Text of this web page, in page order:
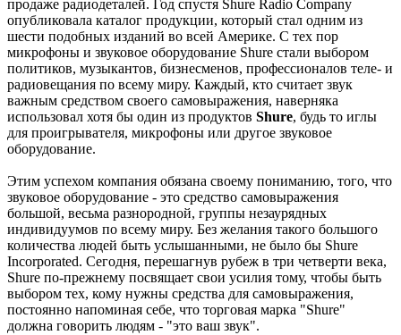
продаже радиодеталей. Год спустя Shure Radio Company
опубликовала каталог продукции, который стал одним из
шести подобных изданий во всей Америке. С тех пор
микрофоны и звуковое оборудование Shure стали выбором
политиков, музыкантов, бизнесменов, профессионалов теле- и
радиовещания по всему миру. Каждый, кто считает звук
важным средством своего самовыражения, наверняка
использовал хотя бы один из продуктов Shure, будь то иглы
для проигрывателя, микрофоны или другое звуковое
оборудование.
Этим успехом компания обязана своему пониманию, того, что
звуковое оборудование - это средство самовыражения
большой, весьма разнородной, группы незаурядных
индивидуумов по всему миру. Без желания такого большого
количества людей быть услышанными, не было бы Shure
Incorporated. Сегодня, перешагнув рубеж в три четверти века,
Shure по-прежнему посвящает свои усилия тому, чтобы быть
выбором тех, кому нужны средства для самовыражения,
постоянно напоминая себе, что торговая марка "Shure"
должна говорить людям - "это ваш звук".